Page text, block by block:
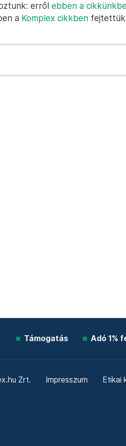
erről ebben a
a Komplex cikkben
Támogatás Adó 1%
Zrt. Impresszum Etikai